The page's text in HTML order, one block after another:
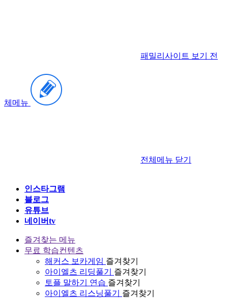
패밀리사이트 보기 전
체메뉴
전체메뉴 닫기
인스타그램
블로그
유튜브
네이버tv
즐겨찾는 메뉴
무료 학습컨텐츠
해커스 보카게임 즐겨찾기
아이엘츠 리딩풀기
즐겨찾기
토플 말하기 연습 즐겨찾기
아이엘츠 리스닝풀기
즐겨찾기